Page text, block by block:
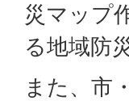
災マップ
る地域防
また、市